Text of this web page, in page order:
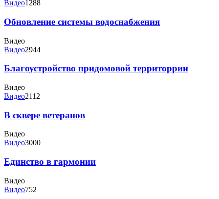
Видео1288
Обновление системы водоснабжения
Видео
Видео2944
Благоустройство придомовой территоррии
Видео
Видео2112
В сквере ветеранов
Видео
Видео3000
Единство в гармонии
Видео
Видео752